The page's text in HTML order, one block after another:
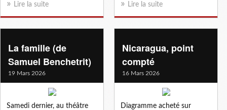
Lire la suite
Lire la suite
La famille (de
Samuel Benchetrit)
19 Mars 2026
Samedi dernier, au théâtre
Nicaragua, point
compté
16 Mars 2026
Diagramme acheté sur